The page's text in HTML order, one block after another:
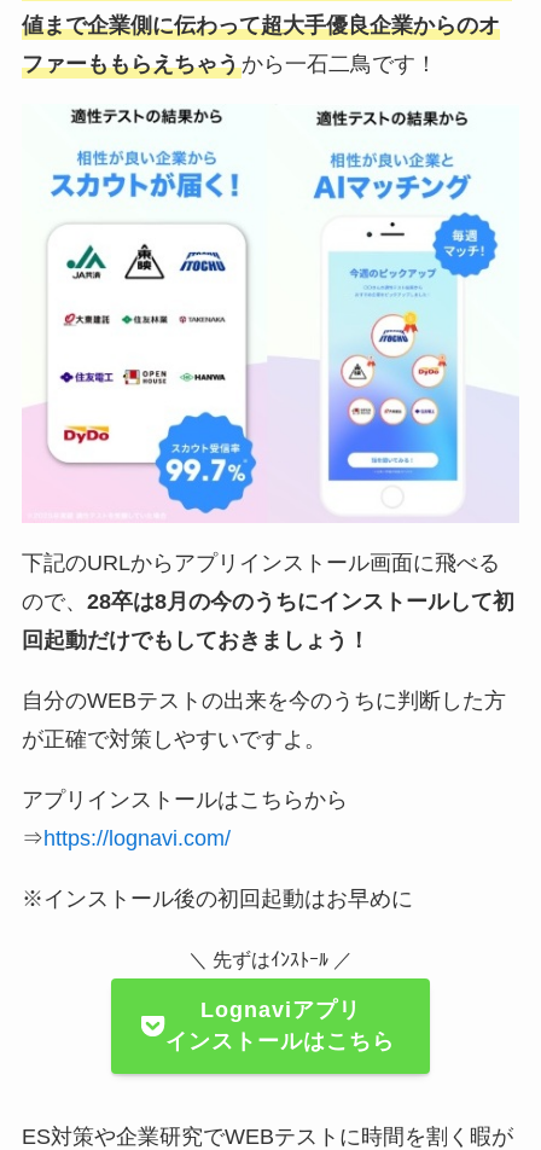
値まで企業側に伝わって超大手優良企業からのオ
ファーももらえちゃうから一石二鳥です！
下記のURLからアプリインストール画面に飛べる
ので、 28卒は8月の今のうちにインストールして初
回起動だけでもしておきましょう！
自分のWEBテストの出来を今のうちに判断した方
が正確で対策しやすいですよ。
アプリインストールはこちらから
⇒https://lognavi.com/
※インストール後の初回起動はお早めに
＼ 先ずはｲﾝｽﾄｰﾙ ／
Lognaviアプリ
インストールはこちら
ES対策や企業研究でWEBテストに時間を割く暇が